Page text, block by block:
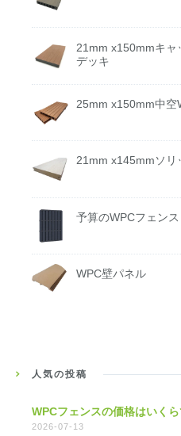
21mm x150mmキャ
デッキ
25mm x150mm中空
21mm x145mmソリ
予算のWPCフェンス
WPC壁パネル
人気の投稿
WPCフェンスの価格はいくら
2026-07-13